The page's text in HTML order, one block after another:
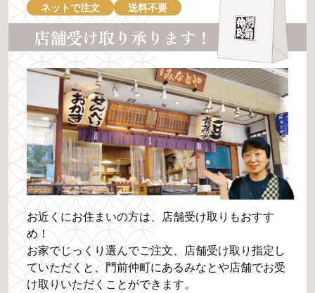
ネットで注文 送料不要
店舗受け取り承ります！
お近くにお住まいの方は、店舗受け取りもおすす
め！
お家でじっくり選んでご注文、店舗受け取り指定し
ていただくと、門前仲町にあるみなとや店舗でお受
け取りいただくことができます。